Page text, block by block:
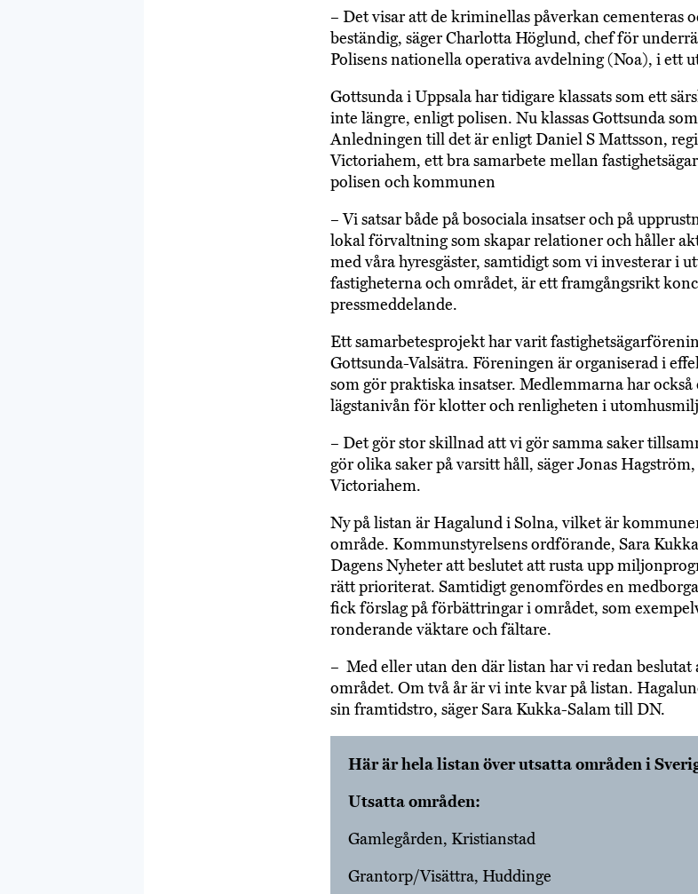
– Det visar att de kriminellas påverkan cementeras
beständig, säger Charlotta Höglund, chef för
Polisens nationella operativa avdelning (Noa), i ett
Gottsunda i Uppsala har tidigare klassats som ett
inte längre, enligt polisen. Nu klassas Gottsunda
Anledningen till det är enligt Daniel S Mattsson,
Victoriahem, ett bra samarbete mellan
polisen och kommunen
– Vi satsar både på bosociala insatser och på
lokal förvaltning som skapar relationer och håller
med våra hyresgäster, samtidigt som vi investerar i
fastigheterna och området, är ett framgångsrikt
pressmeddelande.
Ett samarbetesprojekt har varit
Gottsunda-Valsätra. Föreningen är organiserad i
som gör praktiska insatser. Medlemmarna har också
lägstanivån för klotter och renligheten i
– Det gör stor skillnad att vi gör samma saker
gör olika saker på varsitt håll, säger Jonas
Victoriahem.
Ny på listan är Hagalund i Solna, vilket är
område. Kommunstyrelsens ordförande, Sara
Dagens Nyheter att beslutet att rusta upp
rätt prioriterat. Samtidigt genomfördes en
fick förslag på förbättringar i området, som
ronderande väktare och fältare.
– Med eller utan den där listan har vi redan beslutat
området. Om två år är vi inte kvar på listan.
sin framtidstro, säger Sara Kukka-Salam till DN.
Här är hela listan över utsatta områden i
Utsatta områden:
Gamlegården, Kristianstad
Grantorp/Visättra, Huddinge